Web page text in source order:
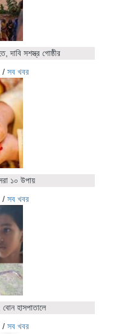
দাবি সশস্ত্র গোষ্ঠীর
/ সব খবর
১০ উপায়
/ সব খবর
হাসপাতালে
/ সব খবর